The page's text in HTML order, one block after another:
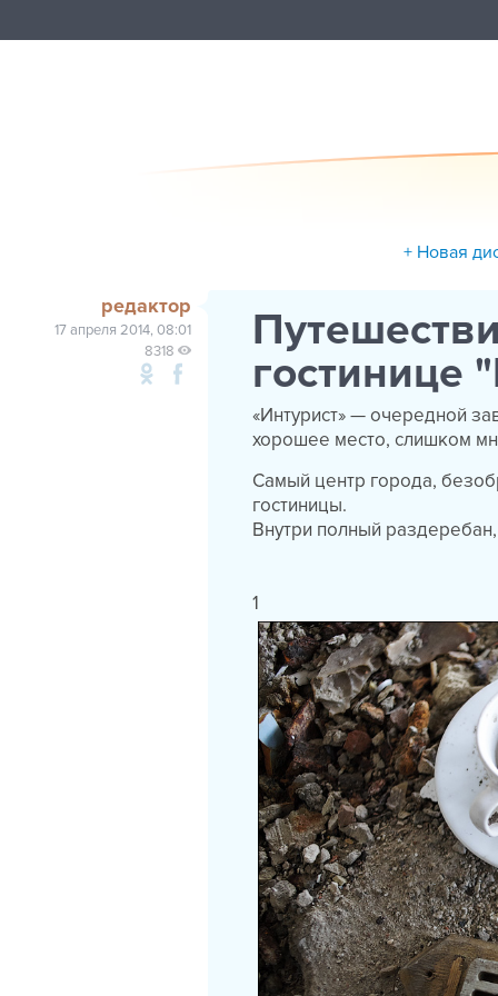
+ Новая
редактор
17 апреля 2014, 08:01
8318
гостинице
«Интурист» — очередной
хорошее место, слишком
Самый центр города,
гостиницы.
Внутри полный
1